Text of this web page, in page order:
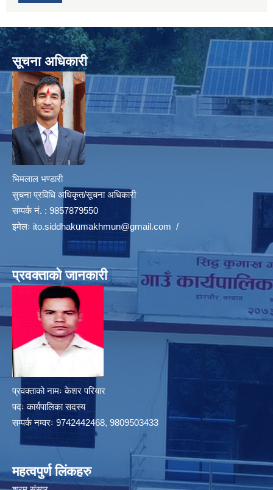
सूचना अधिकारी
भिमलाल भण्डारी
सुचना प्रविधि अधिकृत/सूचना अधिकारी
सम्पर्क नं. : 9857879550
इमेलः ito.siddhakumakhmun@gmail.com /
प्रवक्ताको जानकारी
प्रवक्ताको नामः केशर परियार
पदः कार्यपालिका सदस्य
सम्पर्क नम्वरः 9742442468, 9809503433
महत्वपुर्ण लिंकहरु